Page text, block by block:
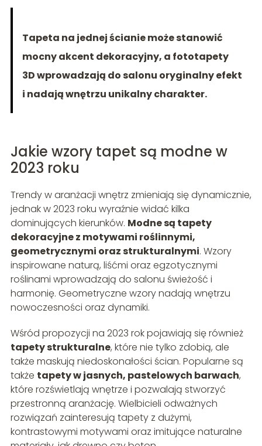
Tapeta na jednej ścianie może stanowić
mocny akcent dekoracyjny, a fototapety
3D wprowadzają do salonu oryginalny efekt
i nadają wnętrzu unikalny charakter.
Jakie wzory tapet są modne w
2023 roku
Trendy w aranżacji wnętrz zmieniają się dynamicznie,
jednak w 2023 roku wyraźnie widać kilka
dominujących kierunków. Modne są tapety
dekoracyjne z motywami roślinnymi,
geometrycznymi oraz strukturalnymi. Wzory
inspirowane naturą, liśćmi oraz egzotycznymi
roślinami wprowadzają do salonu świeżość i
harmonię. Geometryczne wzory nadają wnętrzu
nowoczesności oraz dynamiki.
Wśród propozycji na 2023 rok pojawiają się również
tapety strukturalne, które nie tylko zdobią, ale
także maskują niedoskonałości ścian. Popularne są
także tapety w jasnych, pastelowych barwach,
które rozświetlają wnętrze i pozwalają stworzyć
przestronną aranżację. Wielbicieli odważnych
rozwiązań zainteresują tapety z dużymi,
kontrastowymi motywami oraz imitujące naturalne